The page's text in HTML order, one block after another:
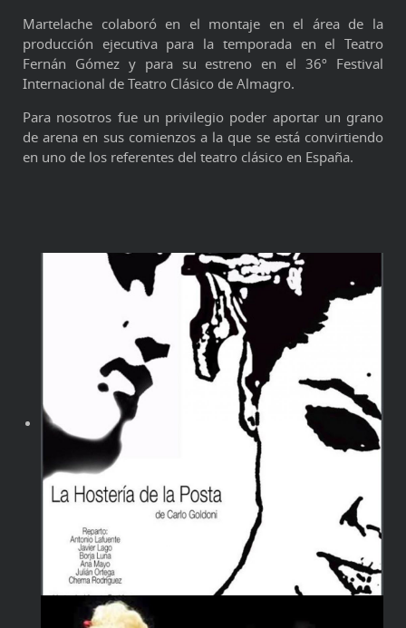
Martelache colaboró en el montaje en el área de la
producción ejecutiva para la temporada en el Teatro
Fernán Gómez y para su estreno en el 36º Festival
Internacional de Teatro Clásico de Almagro.
Para nosotros fue un privilegio poder aportar un grano
de arena en sus comienzos a la que se está convirtiendo
en uno de los referentes del teatro clásico en España.